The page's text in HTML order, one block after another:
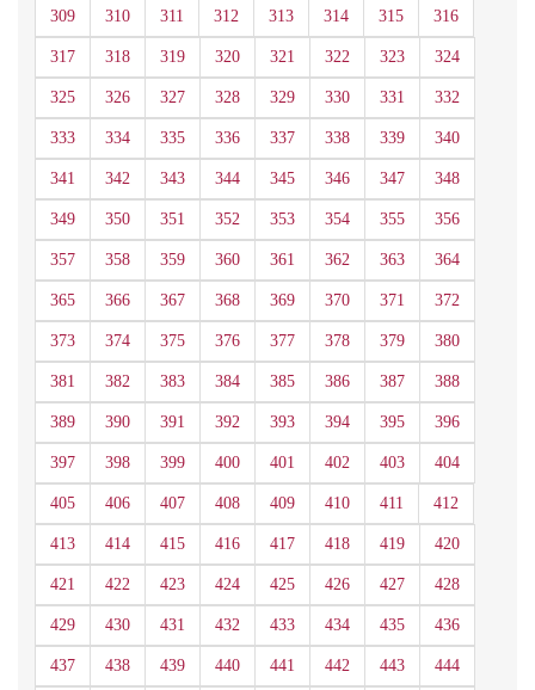
309 310 311 312 313 314 315 316
317 318 319 320 321 322 323 324
325 326 327 328 329 330 331 332
333 334 335 336 337 338 339 340
341 342 343 344 345 346 347 348
349 350 351 352 353 354 355 356
357 358 359 360 361 362 363 364
365 366 367 368 369 370 371 372
373 374 375 376 377 378 379 380
381 382 383 384 385 386 387 388
389 390 391 392 393 394 395 396
397 398 399 400 401 402 403 404
405 406 407 408 409 410 411 412
413 414 415 416 417 418 419 420
421 422 423 424 425 426 427 428
429 430 431 432 433 434 435 436
437 438 439 440 441 442 443 444